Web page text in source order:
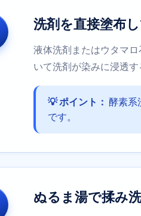
洗剤を直接塗布
液体洗剤またはウタマ
いて洗剤が染みに浸透す
💡 ポイント： 酵素系
です。
ぬるま湯で揉み